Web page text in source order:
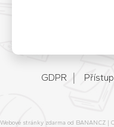
GDPR
Webové stránky zdarma od BANAN.CZ |